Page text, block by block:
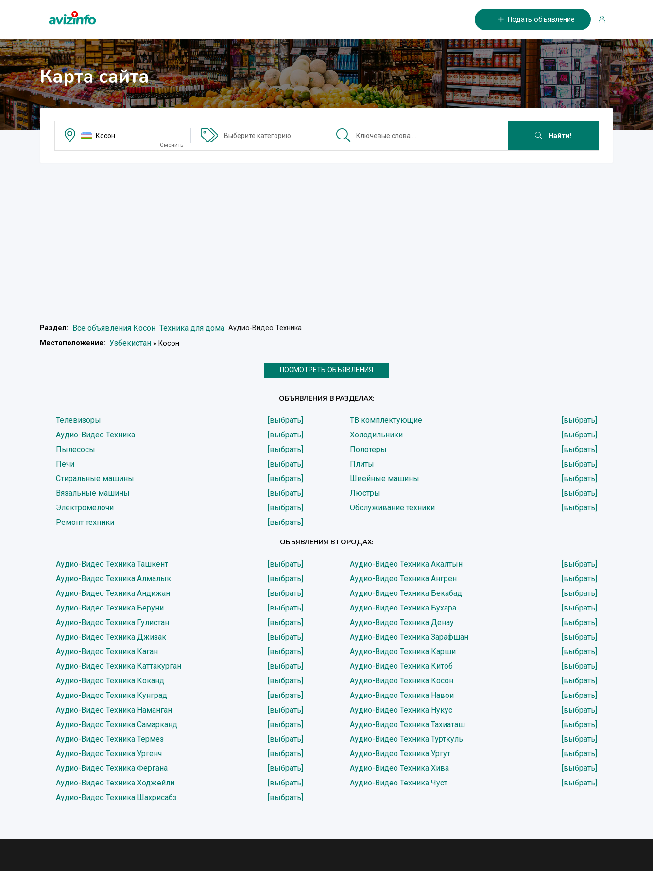
Подать объявление
Карта сайта
Косон
Сменить
Выберите категорию Найти!
Раздел: Все объявления Косон Техника для дома Аудио-Видео Техника
Местоположение: Узбекистан » Косон
ПОСМОТРЕТЬ ОБЪЯВЛЕНИЯ
ОБЪЯВЛЕНИЯ В РАЗДЕЛАХ:
Телевизоры [выбрать] ТВ комплектующие
[выбрать]
Аудио-Видео Техника
[выбрать] Холодильники
[выбрать]
Пылесосы
[выбрать] Полотеры
[выбрать]
Печи
[выбрать] Плиты
[выбрать]
Стиральные машины
[выбрать] Швейные машины
[выбрать]
Вязальные машины
[выбрать] Люстры
[выбрать]
Электромелочи
[выбрать] Обслуживание техники
[выбрать]
Ремонт техники
[выбрать]
ОБЪЯВЛЕНИЯ В ГОРОДАХ:
Аудио-Видео Техника Ташкент [выбрать] Аудио-Видео Техника Акалтын
[выбрать]
Аудио-Видео Техника Алмалык
[выбрать] Аудио-Видео Техника Ангрен
[выбрать]
Аудио-Видео Техника Андижан
[выбрать] Аудио-Видео Техника Бекабад
[выбрать]
Аудио-Видео Техника Беруни
[выбрать] Аудио-Видео Техника Бухара
[выбрать]
Аудио-Видео Техника Гулистан
[выбрать] Аудио-Видео Техника Денау
[выбрать]
Аудио-Видео Техника Джизак
[выбрать] Аудио-Видео Техника Зарафшан
[выбрать]
Аудио-Видео Техника Каган
[выбрать] Аудио-Видео Техника Карши
[выбрать]
Аудио-Видео Техника Каттакурган
[выбрать] Аудио-Видео Техника Китоб
[выбрать]
Аудио-Видео Техника Коканд
[выбрать] Аудио-Видео Техника Косон
[выбрать]
Аудио-Видео Техника Кунград
[выбрать] Аудио-Видео Техника Навои
[выбрать]
Аудио-Видео Техника Наманган
[выбрать] Аудио-Видео Техника Нукус
[выбрать]
Аудио-Видео Техника Самарканд
[выбрать] Аудио-Видео Техника Тахиаташ
[выбрать]
Аудио-Видео Техника Термез
[выбрать] Аудио-Видео Техника Турткуль
[выбрать]
Аудио-Видео Техника Ургенч
[выбрать] Аудио-Видео Техника Ургут
[выбрать]
Аудио-Видео Техника Фергана
[выбрать] Аудио-Видео Техника Хива
[выбрать]
Аудио-Видео Техника Ходжейли
[выбрать] Аудио-Видео Техника Чуст
[выбрать]
Аудио-Видео Техника Шахрисабз
[выбрать]